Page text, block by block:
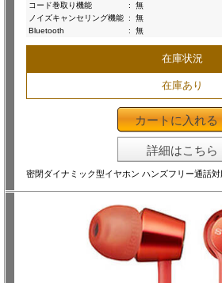
コード巻取り機能
:
無
ノイズキャンセリング機能 :
無
Bluetooth
: 無
在庫状況
在庫あり
カートに入れる
詳細はこちら
密閉ダイナミック型イヤホン ハンズフリー通話対